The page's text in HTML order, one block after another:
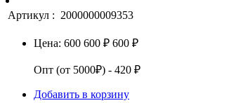
Артикул : 2000000009353
Цена: 600 600 ₽ 600 ₽
Опт (от 5000₽) - 420 ₽
Добавить в корзину